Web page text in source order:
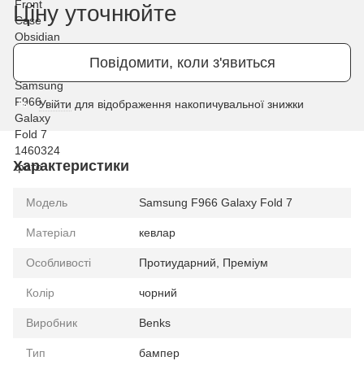
Ціну уточнюйте
Повідомити, коли з'явиться
% Увійти для відображення накопичувальної знижки
Характеристики
Модель Samsung F966 Galaxy Fold 7
Матеріал кевлар
Особливості Протиударний, Преміум
Колір чорний
Виробник Benks
Тип бампер